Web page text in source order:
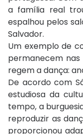
a família real
espalhou pelos
Salvador.
Um exemplo de
permanecem nas
regem a dança:
De acordo com
estudiosa da
tempo, a
reproduzir as
proporcionou